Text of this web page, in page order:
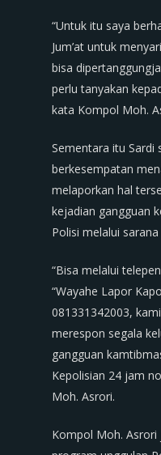
“Untuk itu saya
Jum’at untuk
bisa
perlu tanyakan
kata Kompol Moh.
Sementara itu Sardi
berkesempatan
melaporkan hal
kejadian gangguan
Polisi melalui sarana
“Bisa melalui
“Wayahe Lapor
081331342003,
merespon segala
gangguan
Kepolisian 24 jam
Moh. Asrori.
Kompol Moh. Asrori